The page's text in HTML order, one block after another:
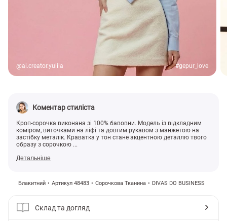
@ai.creator.yuliia #gepur_love
Коментар стиліста
Кроп-сорочка виконана зі 100% бавовни. Модель із відкладним
коміром, виточками на ліфі та довгим рукавом з манжетою на
застібку металік. Краватка у тон стане акцентною деталлю твого
образу з сорочкою ...
Детальніше
Блакитний Артикул 48483 Сорочкова Тканина DIVAS DO BUSINESS
Склад та догляд